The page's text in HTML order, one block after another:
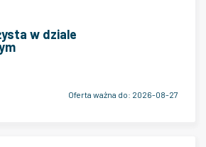
w dziale
Oferta ważna do: 2026-08-27